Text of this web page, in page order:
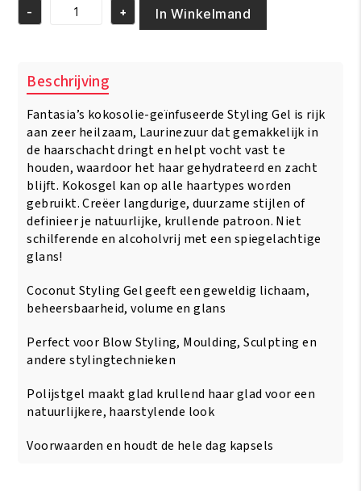
€4.95.
€3.95.
Fantasia
Coconut
Styling
Gel
12oz/454g
aantal
- + In Winkelmand
Beschrijving
Fantasia’s kokosolie-geïnfuseerde Styling Gel is rijk
aan zeer heilzaam, Laurinezuur dat gemakkelijk in
de haarschacht dringt en helpt vocht vast te
houden, waardoor het haar gehydrateerd en zacht
blijft. Kokosgel kan op alle haartypes worden
gebruikt. Creëer langdurige, duurzame stijlen of
definieer je natuurlijke, krullende patroon. Niet
schilferende en alcoholvrij met een spiegelachtige
glans!
Coconut Styling Gel geeft een geweldig lichaam,
beheersbaarheid, volume en glans
Perfect voor Blow Styling, Moulding, Sculpting en
andere stylingtechnieken
Polijstgel maakt glad krullend haar glad voor een
natuurlijkere, haarstylende look
Voorwaarden en houdt de hele dag kapsels